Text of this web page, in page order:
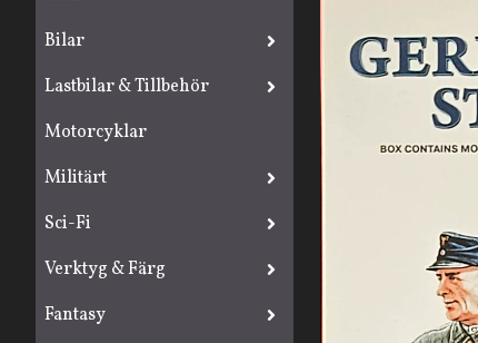
Bilar
Lastbilar & Tillbehör
Motorcyklar
Militärt
Sci-Fi
Verktyg & Färg
Fantasy